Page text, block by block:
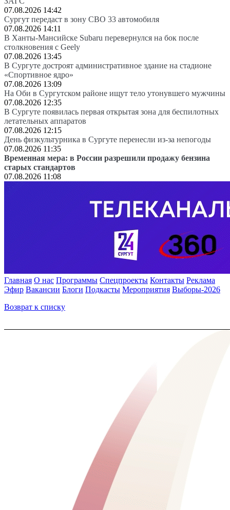
07.08.2026 14:42
Сургут передаст в зону СВО 33 автомобиля
07.08.2026 14:11
В Ханты-Мансийске Subaru перевернулся на бок после
столкновения с Geely
07.08.2026 13:45
В Сургуте достроят административное здание на стадионе
«Спортивное ядро»
07.08.2026 13:09
На Оби в Сургутском районе ищут тело утонувшего мужчины
07.08.2026 12:35
В Сургуте появилась первая открытая зона для беспилотных
летательных аппаратов
07.08.2026 12:15
День физкультурника в Сургуте перенесли из-за непогоды
07.08.2026 11:35
Временная мера: в России разрешили продажу бензина
старых стандартов
07.08.2026 11:08
Главная О нас Программы Спецпроекты Контакты Реклама
Эфир Вакансии Блоги Подкасты Мероприятия Выборы-2026
Возврат к списку